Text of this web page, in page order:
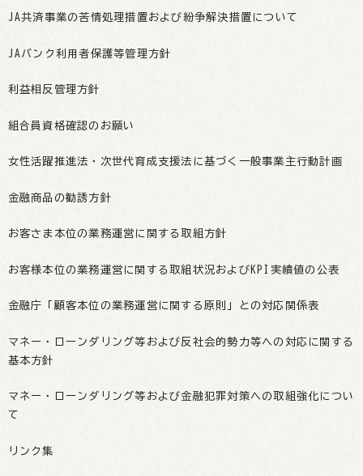
JA共済事業の苦情処理措置および紛争解決措置について
JAバンク利用者保護等管理方針
利益相反管理方針
組合員資格確認のお願い
女性活躍推進法・次世代育成支援法に基づく一般事業主行動計画
金融商品の勧誘方針
お客さま本位の業務運営に関する取組方針
お客様本位の業務運営に関する取組状況およびKPI実績値の公表
金融庁「顧客本位の業務運営に関する原則」との対応関係表
マネー・ローンダリング等および反社会的勢力等への対応に関する
基本方針
マネー・ローンダリング等および金融犯罪対策への取組強化につい
て
リンク集